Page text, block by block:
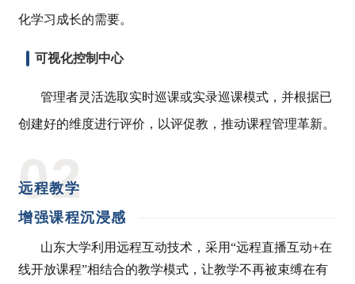
化学习成长的需要。
可视化控制中心
管理者灵活选取实时巡课或实录巡课模式，并根据已
创建好的维度进行评价，以评促教，推动课程管理革新。
02
远程教学
增强课程沉浸感
山东大学利用远程互动技术，采用“远程直播互动+在
线开放课程”相结合的教学模式，让教学不再被束缚在有